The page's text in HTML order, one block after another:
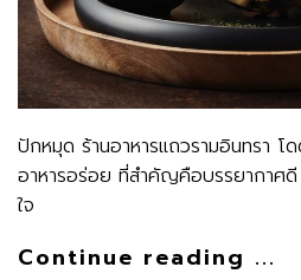
ปักหมุด ร้านอาหารแถวรามอินทรา โ
อาหารอร่อย ที่สำคัญคือบรรยากาศ
ใจ
Continue reading ...